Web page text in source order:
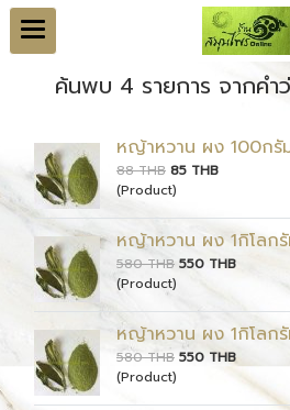
ค้นพบ 4 รายการ จากคำ
หญ้าหวาน ผง 100กรั
88 THB 85 THB
(Product)
หญ้าหวาน ผง 1กิโลก
580 THB 550 THB
(Product)
หญ้าหวาน ผง 1กิโลก
580 THB 550 THB
(Product)